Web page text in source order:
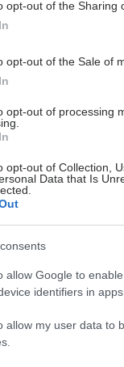
opt-out of the Sharing
opt-out of the Sale of
opt-out of processing
opt-out of Collection,
Data that Is
allow Google to
identifiers in apps.
allow my user data to
όπου πολλά
των
της κατάστασης
καλείται να
συνθήκες
αδειών.
την εύρυθμη και
τον
φροντίδας.
και
μη υπαγωγή στα
που
Πρόκειται για